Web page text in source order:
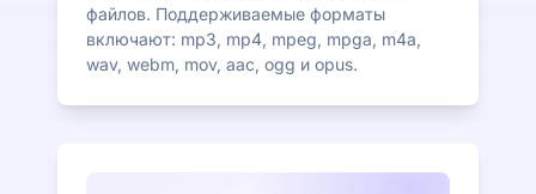
файлов. Поддерживаемые форматы
включают: mp3, mp4, mpeg, mpga, m4a,
wav, webm, mov, aac, ogg и opus.